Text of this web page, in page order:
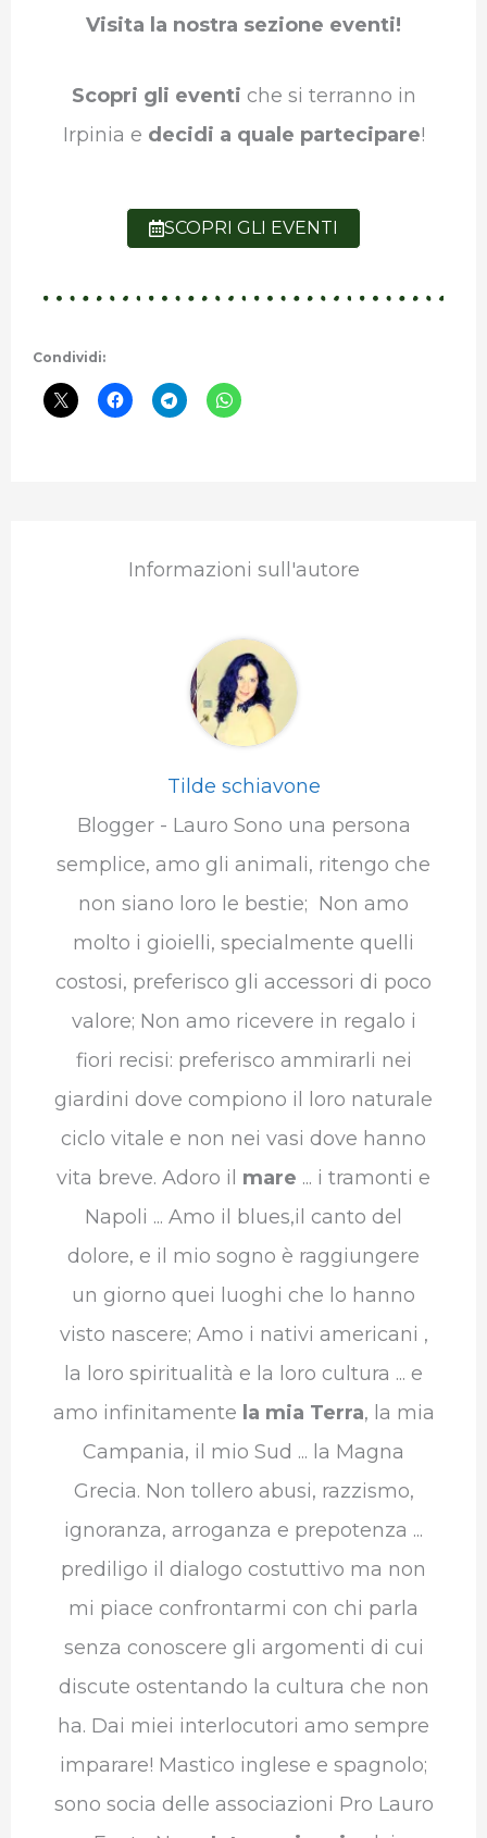
Visita la nostra sezione eventi!
Scopri gli eventi che si terranno in
Irpinia e decidi a quale partecipare!
SCOPRI GLI EVENTI
Condividi:
Informazioni sull'autore
Tilde schiavone
Blogger - Lauro Sono una persona
semplice, amo gli animali, ritengo che
non siano loro le bestie; Non amo
molto i gioielli, specialmente quelli
costosi, preferisco gli accessori di poco
valore; Non amo ricevere in regalo i
fiori recisi: preferisco ammirarli nei
giardini dove compiono il loro naturale
ciclo vitale e non nei vasi dove hanno
vita breve. Adoro il mare ... i tramonti e
Napoli ... Amo il blues,il canto del
dolore, e il mio sogno è raggiungere
un giorno quei luoghi che lo hanno
visto nascere; Amo i nativi americani ,
la loro spiritualità e la loro cultura ... e
amo infinitamente la mia Terra, la mia
Campania, il mio Sud ... la Magna
Grecia. Non tollero abusi, razzismo,
ignoranza, arroganza e prepotenza ...
prediligo il dialogo costuttivo ma non
mi piace confrontarmi con chi parla
senza conoscere gli argomenti di cui
discute ostentando la cultura che non
ha. Dai miei interlocutori amo sempre
imparare! Mastico inglese e spagnolo;
sono socia delle associazioni Pro Lauro